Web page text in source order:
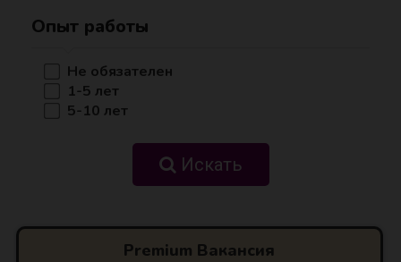
Опыт работы
Не обязателен
1-5 лет
5-10 лет
Искать
Premium Вакансия